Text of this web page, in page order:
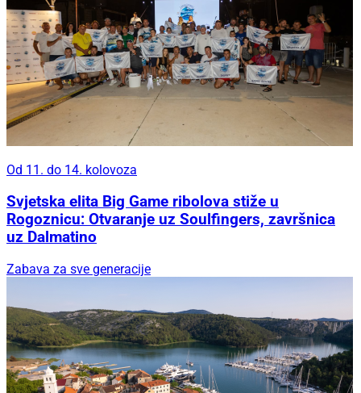
Od 11. do 14. kolovoza
Svjetska elita Big Game ribolova stiže u
Rogoznicu: Otvaranje uz Soulfingers, završnica
uz Dalmatino
Zabava za sve generacije